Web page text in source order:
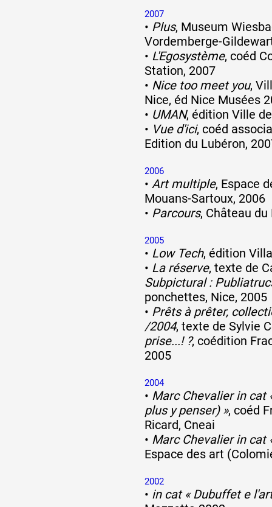
2007
• Plus, Museum
Vordemberge-
• L'Egosystème, coéd
Station, 2007
• Nice too meet you,
Nice, éd Nice Musées
• UMAN, édition Ville
• Vue d'ici, coéd
Edition du Lubéron,
2006
• Art multiple, Espace
Mouans-Sartoux, 2006
• Parcours, Château du
2005
• Low Tech, édition
• La réserve, texte de
Subpictural :
ponchettes, Nice, 2005
• Prêts à prêter,
/2004, texte de Sylvie
prise...! ?, coédition
2005
2004
• Marc Chevalier in cat
plus y penser) », coéd
Ricard, Cneai
• Marc Chevalier in cat
Espace des art
2002
• in cat « Dubuffet e